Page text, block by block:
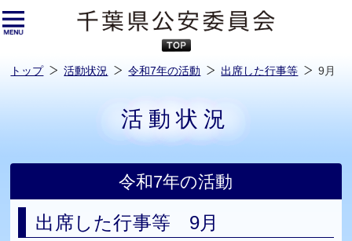
へ
ス
キ
ッ
プ
トップ 活動状況 令和7年の活動 出席した行事等 9月
活動状況
令和7年の活動
出席した行事等 9月